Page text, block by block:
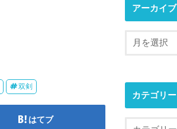
双剣
はてブ
アーカイブ
カテゴリー